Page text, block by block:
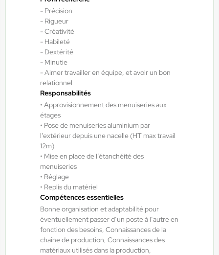
- Précision
- Rigueur
- Créativité
- Habileté
- Dextérité
- Minutie
- Aimer travailler en équipe, et avoir un bon
relationnel
Responsabilités
• Approvisionnement des menuiseries aux
étages
• Pose de menuiseries aluminium par
l’extérieur depuis une nacelle (HT max travail
12m)
• Mise en place de l’étanchéité des
menuiseries
• Réglage
• Replis du matériel
Compétences essentielles
Bonne organisation et adaptabilité pour
éventuellement passer d’un poste à l’autre en
fonction des besoins, Connaissances de la
chaîne de production, Connaissances des
matériaux utilisés dans la production,
06/08/26
ANTILOPE RH
Agent de maintenance industrielle
H/F/X
Fraize , France
Interim
13,00 €/h - 14,00 €/h
06/08/26 Au:28/05/27
ANTILOPE RH
Technicien de maintenance industrielle
H/F/X
Fraize , France